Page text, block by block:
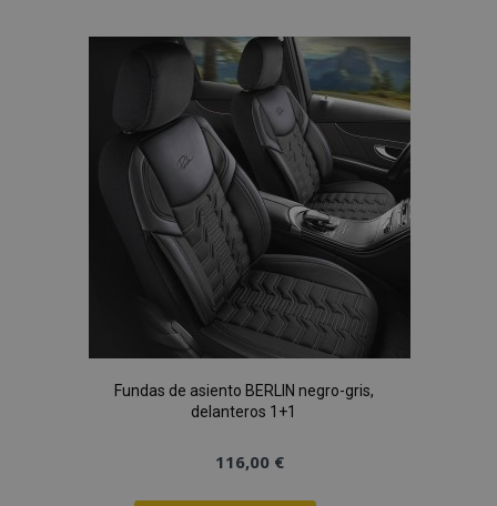
Lista
de
Deseos
Fundas de asiento BERLIN negro-gris,
delanteros 1+1
116,00 €